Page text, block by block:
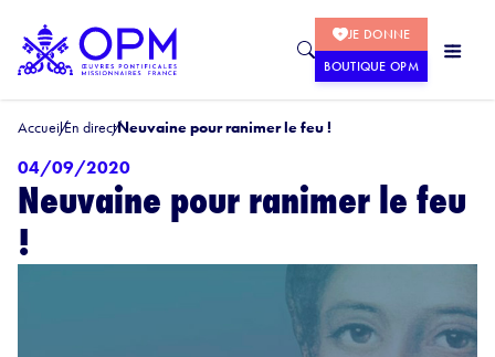
JE DONNE
BOUTIQUE OPM
AccueilEn directNeuvaine pour ranimer le feu !
04/09/2020
Neuvaine pour ranimer le feu
!